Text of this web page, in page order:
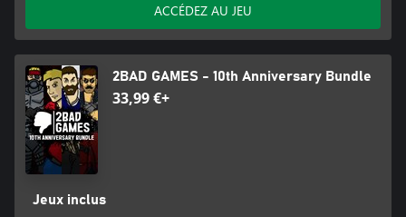
ACCÉDEZ AU JEU
2BAD GAMES - 10th Anniversary Bundle
33,99 €+
Jeux inclus